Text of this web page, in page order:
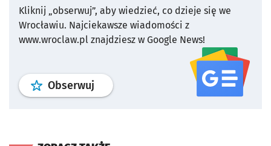
Kliknij „obserwuj”, aby wiedzieć, co dzieje się we
Wrocławiu. Najciekawsze wiadomości z
www.wroclaw.pl znajdziesz w Google News!
Obserwuj profil serwisu